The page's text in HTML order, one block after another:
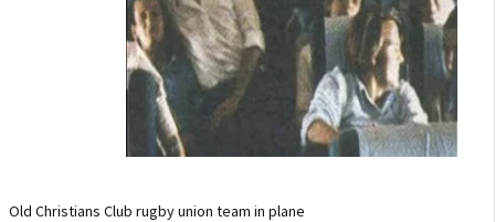
Old Christians Club rugby union team in plane